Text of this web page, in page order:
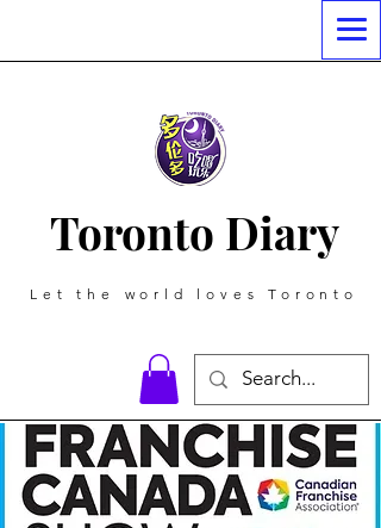
Toronto Diary
Let the world loves Toronto